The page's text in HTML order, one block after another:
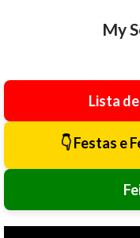
My
Lista
👇 Festas e